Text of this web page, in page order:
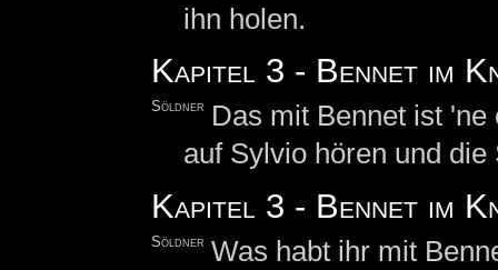
ihn holen.
Kapitel 3 - Bennet im
Söldner
Das mit Bennet ist
auf Sylvio hören und die
Kapitel 3 - Bennet im
Söldner Was habt ihr mit